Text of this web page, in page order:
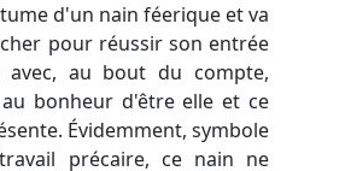
d'un nain féerique et va
pour réussir son entrée
avec, au bout du compte,
bonheur d'être elle et ce
Évidemment, symbole
précaire, ce nain ne